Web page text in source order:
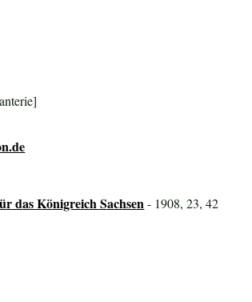
das Königreich Sachsen- 1908, 23, 42